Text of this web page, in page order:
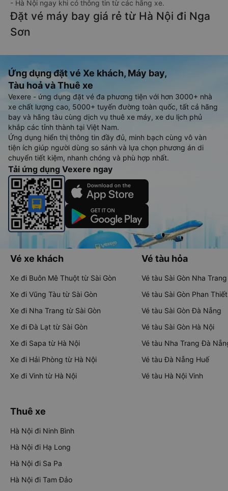
- Hà Nội ngay khi có thông tin từ các hãng xe.
Đặt vé máy bay giá rẻ từ Hà Nội đi Nga
Sơn
Ứng dụng đặt vé Xe khách, Máy bay,
Tàu hoả và Thuê xe
Vexere - ứng dụng đặt vé đa phương tiện với hơn 3000+ nhà
xe chất lượng cao, 5000+ tuyến đường toàn quốc, tất cả hãng
bay và hãng tàu cùng dịch vụ thuê xe máy, xe du lịch phủ
khắp các tỉnh thành tại Việt Nam.
Ứng dụng hiển thị thông tin đầy đủ, minh bạch cùng vô vàn
tiện ích giúp người dùng so sánh và lựa chọn phương án di
chuyển tiết kiệm, nhanh chóng và phù hợp nhất.
Tải ứng dụng Vexere ngay
Vé xe khách
Xe đi Buôn Mê Thuột từ Sài Gòn
Xe đi Vũng Tàu từ Sài Gòn
Xe đi Nha Trang từ Sài Gòn
Xe đi Đà Lạt từ Sài Gòn
Xe đi Sapa từ Hà Nội
Xe đi Hải Phòng từ Hà Nội
Xe đi Vinh từ Hà Nội
Vé tàu hỏa
Vé tàu Sài Gòn Nha Trang
Vé tàu Sài Gòn Phan Thiết
Vé tàu Sài Gòn Đà Nẵng
Vé tàu Sài Gòn Hà Nội
Vé tàu Nha Trang Đà
Vé tàu Đà Nẵng Huế
Vé tàu Hà Nội Vinh
Thuê xe
Hà Nội đi Ninh Bình
Hà Nội đi Hạ Long
Hà Nội đi Sa Pa
Hà Nội đi Tam Đảo